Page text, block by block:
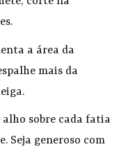
a área da
mais da
sobre cada fatia
Seja generoso com